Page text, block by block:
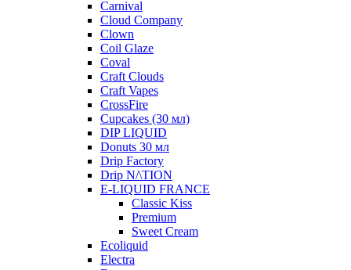
Carnival
Cloud Company
Clown
Coil Glaze
Coval
Craft Clouds
Craft Vapes
CrossFire
Cupcakes (30 мл)
DIP LIQUID
Donuts 30 мл
Drip Factory
Drip N/\TION
E-LIQUID FRANCE
Classic Kiss
Premium
Sweet Cream
Ecoliquid
Electra